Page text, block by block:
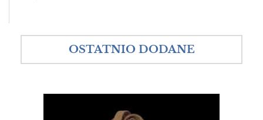
OSTATNIO DODANE